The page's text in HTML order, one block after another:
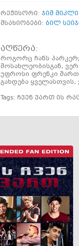
რეჟისორი: ჯიმ მიკლი
მსახიობები: ბილ
აღწერა:
როგორც ჩანს
მოსახლეობისგან,
უფროსი ფრენკი
გახდება ყველასთვის,
Tags: ჩვენ ვართ ის